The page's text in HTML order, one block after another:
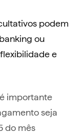
podem
ou
e
importante
seja
do mês